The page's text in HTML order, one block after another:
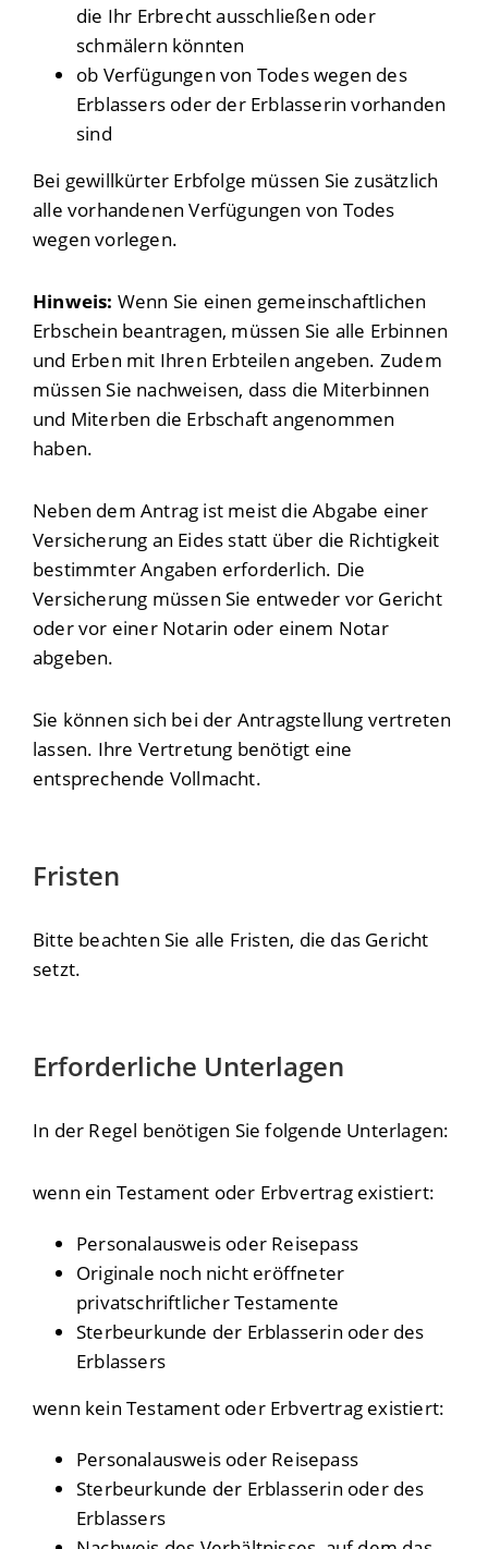
die Ihr Erbrecht ausschließen oder
schmälern könnten
ob Verfügungen von Todes wegen des
Erblassers oder der Erblasserin vorhanden
sind
Bei gewillkürter Erbfolge müssen Sie zusätzlich
alle vorhandenen Verfügungen von Todes
wegen vorlegen.
Hinweis: Wenn Sie einen gemeinschaftlichen
Erbschein beantragen, müssen Sie alle Erbinnen
und Erben mit Ihren Erbteilen angeben. Zudem
müssen Sie nachweisen, dass die Miterbinnen
und Miterben die Erbschaft angenommen
haben.
Neben dem Antrag ist meist die Abgabe einer
Versicherung an Eides statt über die Richtigkeit
bestimmter Angaben erforderlich. Die
Versicherung müssen Sie entweder vor Gericht
oder vor einer Notarin oder einem Notar
abgeben.
Sie können sich bei der Antragstellung vertreten
lassen. Ihre Vertretung benötigt eine
entsprechende Vollmacht.
Fristen
Bitte beachten Sie alle Fristen, die das Gericht
setzt.
Erforderliche Unterlagen
In der Regel benötigen Sie folgende Unterlagen:
wenn ein Testament oder Erbvertrag existiert:
Personalausweis oder Reisepass
Originale noch nicht eröffneter
privatschriftlicher Testamente
Sterbeurkunde der Erblasserin oder des
Erblassers
wenn kein Testament oder Erbvertrag existiert:
Personalausweis oder Reisepass
Sterbeurkunde der Erblasserin oder des
Erblassers